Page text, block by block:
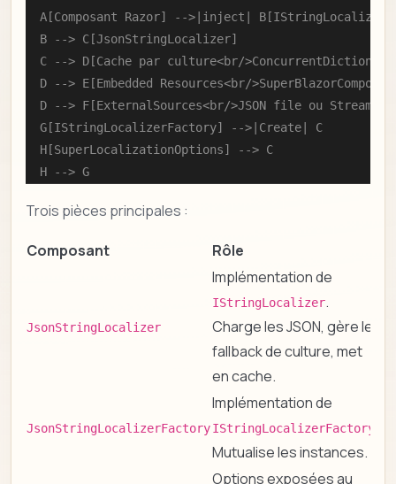
    A[Composant Razor] -->|inject| B[IStringLocalizer]
    B --> C[JsonStringLocalizer]
C --> D[Cache par culture<br/
D --> E[Embedded Resources<br/
    D --> F[ExternalSources<br/>JSON file ou Stream]
    G[IStringLocalizerFactory] -->|Create| C
    H[SuperLocalizationOptions] --> C
    H --> G
Trois pièces principales :
Composant Rôle
JsonStringLocalizer
Implémentation de
IStringLocalizer.
Charge les JSON, gère le
fallback de culture, met
en cache.
JsonStringLocalizerFactory
Implémentation de
IStringLocalizerFactory
Mutualise les instances.
Options exposées au